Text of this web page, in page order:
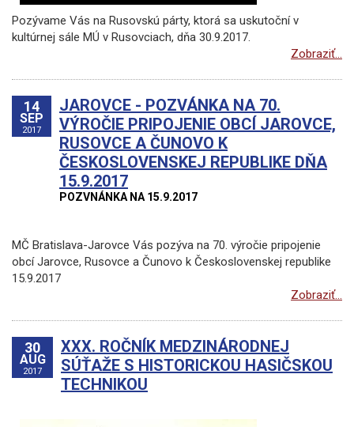
Pozývame Vás na Rusovskú párty, ktorá sa uskutoční v
kultúrnej sále MÚ v Rusovciach, dňa 30.9.2017.
Zobraziť...
14
SEP
2017
JAROVCE - POZVÁNKA NA 70.
VÝROČIE PRIPOJENIE OBCÍ JAROVCE,
RUSOVCE A ČUNOVO K
ČESKOSLOVENSKEJ REPUBLIKE DŇA
15.9.2017
POZVNÁNKA NA 15.9.2017
MČ Bratislava-Jarovce Vás pozýva na 70. výročie pripojenie
obcí Jarovce, Rusovce a Čunovo k Československej republike
15.9.2017
Zobraziť...
30
AUG
2017
XXX. ROČNÍK MEDZINÁRODNEJ
SÚŤAŽE S HISTORICKOU HASIČSKOU
TECHNIKOU